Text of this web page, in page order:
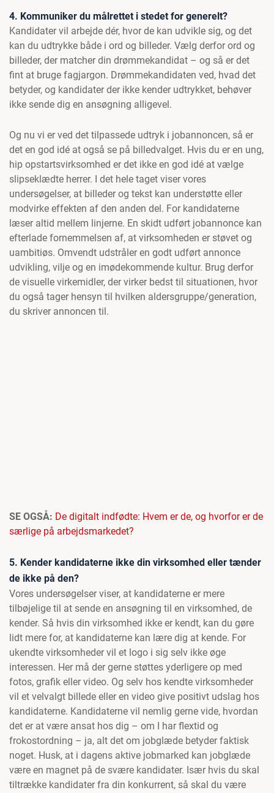
4. Kommuniker du målrettet i stedet for generelt?
Kandidater vil arbejde dér, hvor de kan udvikle sig, og det
kan du udtrykke både i ord og billeder. Vælg derfor ord og
billeder, der matcher din drømmekandidat – og så er det
fint at bruge fagjargon. Drømmekandidaten ved, hvad det
betyder, og kandidater der ikke kender udtrykket, behøver
ikke sende dig en ansøgning alligevel.
Og nu vi er ved det tilpassede udtryk i jobannoncen, så er
det en god idé at også se på billedvalget. Hvis du er en ung,
hip opstartsvirksomhed er det ikke en god idé at vælge
slipseklædte herrer. I det hele taget viser vores
undersøgelser, at billeder og tekst kan understøtte eller
modvirke effekten af den anden del. For kandidaterne
læser altid mellem linjerne. En skidt udført jobannonce kan
efterlade fornemmelsen af, at virksomheden er støvet og
uambitiøs. Omvendt udstråler en godt udført annonce
udvikling, vilje og en imødekommende kultur. Brug derfor
de visuelle virkemidler, der virker bedst til situationen, hvor
du også tager hensyn til hvilken aldersgruppe/generation,
du skriver annoncen til.
SE OGSÅ: De digitalt indfødte: Hvem er de, og hvorfor er de
særlige på arbejdsmarkedet?
5. Kender kandidaterne ikke din virksomhed eller tænder
de ikke på den?
Vores undersøgelser viser, at kandidaterne er mere
tilbøjelige til at sende en ansøgning til en virksomhed, de
kender. Så hvis din virksomhed ikke er kendt, kan du gøre
lidt mere for, at kandidaterne kan lære dig at kende. For
ukendte virksomheder vil et logo i sig selv ikke øge
interessen. Her må der gerne støttes yderligere op med
fotos, grafik eller video. Og selv hos kendte virksomheder
vil et velvalgt billede eller en video give positivt udslag hos
kandidaterne. Kandidaterne vil nemlig gerne vide, hvordan
det er at være ansat hos dig – om I har flextid og
frokostordning – ja, alt det om jobglæde betyder faktisk
noget. Husk, at i dagens aktive jobmarked kan jobglæde
være en magnet på de svære kandidater. Især hvis du skal
tiltrække kandidater fra din konkurrent, så skal du være